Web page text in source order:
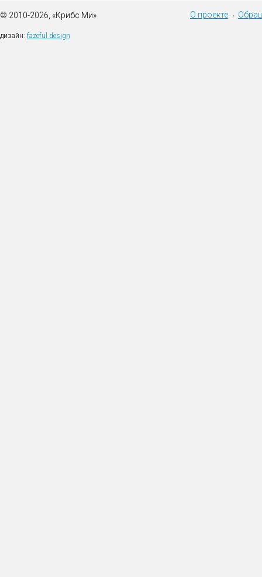
© 2010-2026, «Крибс Ми»
дизайн: fazeful design
О проекте •